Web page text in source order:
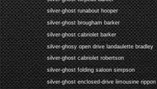
silver-ghost runabout hooper
silver-ghost brougham barker
silver-ghost cabriolet barker
silver-ghosy open drive landaulette bradley
silver-ghost cabriolet robertson
silver-ghost folding saloon simpson
silver-ghost enclosed-drive limousine rippon